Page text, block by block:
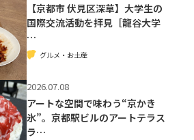
【京都市 伏見区深草】大学生の
国際交流活動を拝見［龍谷大学
…
グルメ・お土産
2026.07.08
アートな空間で味わう“京かき
氷”。京都駅ビルのアートテラス
ラ…